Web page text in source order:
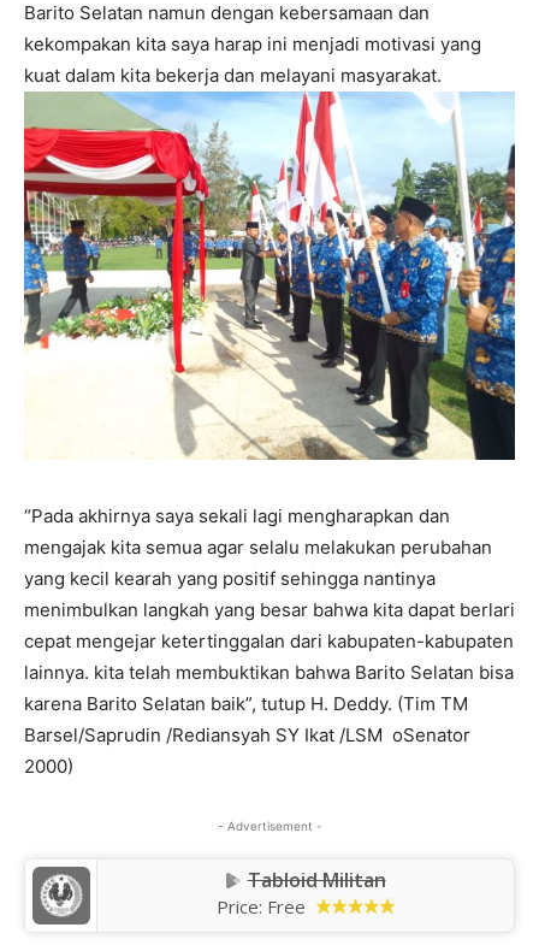
Barito Selatan namun dengan kebersamaan dan
kekompakan kita saya harap ini menjadi motivasi yang
kuat dalam kita bekerja dan melayani masyarakat.
“Pada akhirnya saya sekali lagi mengharapkan dan
mengajak kita semua agar selalu melakukan perubahan
yang kecil kearah yang positif sehingga nantinya
menimbulkan langkah yang besar bahwa kita dapat berlari
cepat mengejar ketertinggalan dari kabupaten-kabupaten
lainnya. kita telah membuktikan bahwa Barito Selatan bisa
karena Barito Selatan baik”, tutup H. Deddy. (Tim TM
Barsel/Saprudin /Rediansyah SY Ikat /LSM oSenator
2000)
- Advertisement -
Tabloid Militan
Price: Free